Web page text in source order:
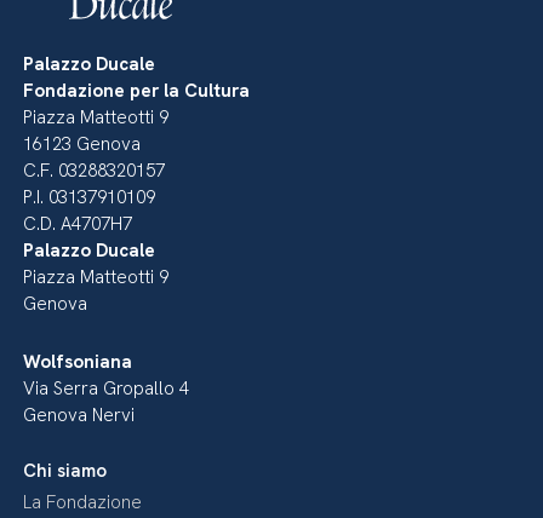
Palazzo Ducale
Fondazione per la Cultura
Piazza Matteotti 9
16123 Genova
C.F. 03288320157
P.I. 03137910109
C.D. A4707H7
Palazzo Ducale
Piazza Matteotti 9
Genova
Wolfsoniana
Via Serra Gropallo 4
Genova Nervi
Chi siamo
La Fondazione